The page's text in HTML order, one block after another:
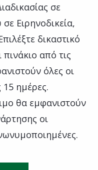
σε
Ειρηνοδικεία,
δικαστικό
από τις
όλες οι
15 ημέρες.
θα εμφανιστούν
οι